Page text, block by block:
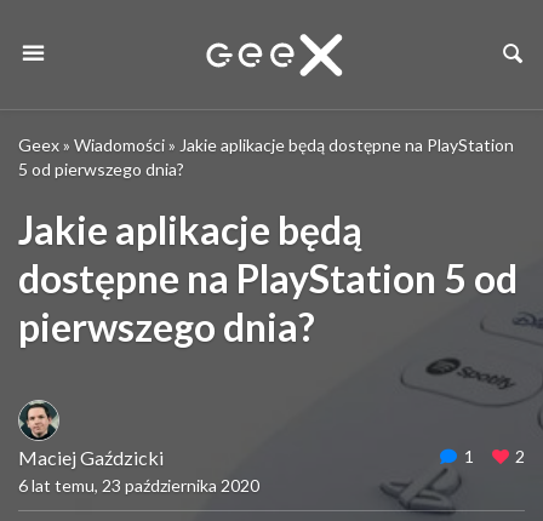
Geex» Wiadomości» Jakie aplikacje będą dostępne na PlayStation
5 od pierwszego dnia?
Jakie aplikacje będą
dostępne na PlayStation 5 od
pierwszego dnia?
Maciej Gaździcki
6 lat temu, 23 października 2020
1 2